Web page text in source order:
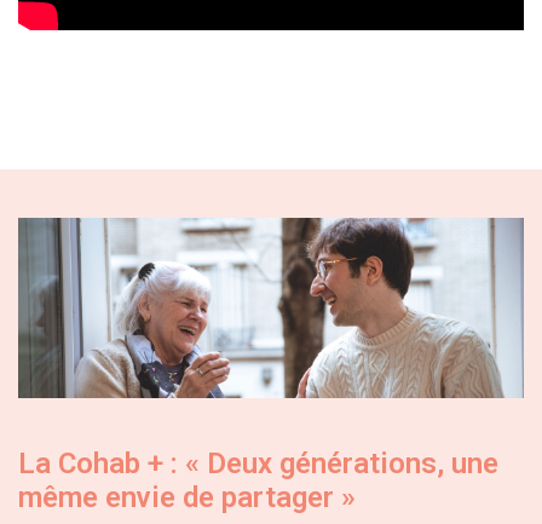
La Cohab + : « Deux générations, une
même envie de partager »